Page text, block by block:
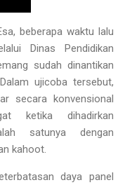
beberapa waktu lalu
Dinas Pendidikan
sudah dinantikan
ujicoba tersebut,
secara konvensional
ketika dihadirkan
satunya dengan
kahoot.
daya panel